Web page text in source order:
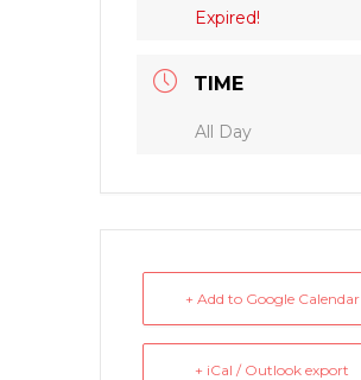
Expired!
TIME
All Day
+ Add to Google Calendar
+ iCal / Outlook export